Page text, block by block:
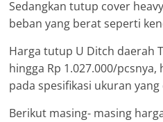
Sedangkan tutup cover
beban yang berat seperti
Harga tutup U Ditch daerah
hingga Rp 1.027.000/
pada spesifikasi ukuran yang
Berikut masing- masing